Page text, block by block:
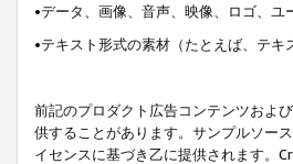
•データ、画像、音声、映像、ロゴ、
•テキスト形式の素材（たとえば、テキ
前記のプロダクト広告コンテンツおよ
供することがあります。サンプルソー
イセンスに基づき乙に提供されます。